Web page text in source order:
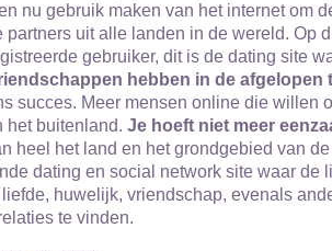
nu gebruik maken van het internet om
partners uit alle landen in de wereld. Op
gebruiker, dit is de dating site
hebben in de afgelopen
succes. Meer mensen online die willen
het buitenland. Je hoeft niet meer
heel het land en het grondgebied van
dating en social network site waar de
huwelijk, vriendschap, evenals
te vinden.